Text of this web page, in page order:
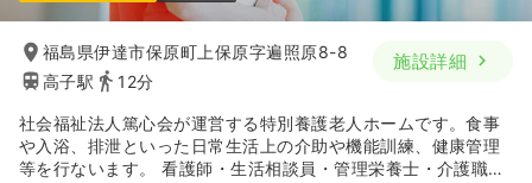
福島県伊達市保原町上保原字遍照原8-8
高子駅
12分
施設詳細
社会福祉法人篤心会が運営する特別養護老人ホームです。食事
や入浴、排泄といった日常生活上の介助や機能訓練、健康管理
等を行ないます。 看護師・生活相談員・管理栄養士・介護職員